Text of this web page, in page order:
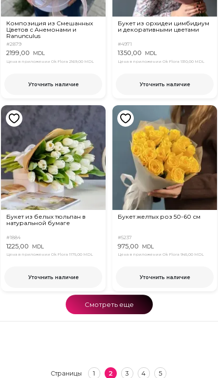
Композиция из Смешанных
Цветов с Анемонами и
Ranunculus
#2879
2199,00 MDL
Цена в приложении Ok Flora 2169,00 MDL
Уточнить наличие
Букет из орхидеи цимбидиум
и декоративными цветами
#4971
1350,00 MDL
Цена в приложении Ok Flora 1310,00 MDL
Уточнить наличие
Букет из белых тюльпан в
натуральной бумаге
#1884
1225,00 MDL
Цена в приложении Ok Flora 1175,00 MDL
Уточнить наличие
Букет желтых роз 50-60 см
#5237
975,00 MDL
Цена в приложении Ok Flora 945,00 MDL
Уточнить наличие
Смотреть еще
Страницы 1 2 3 4 5